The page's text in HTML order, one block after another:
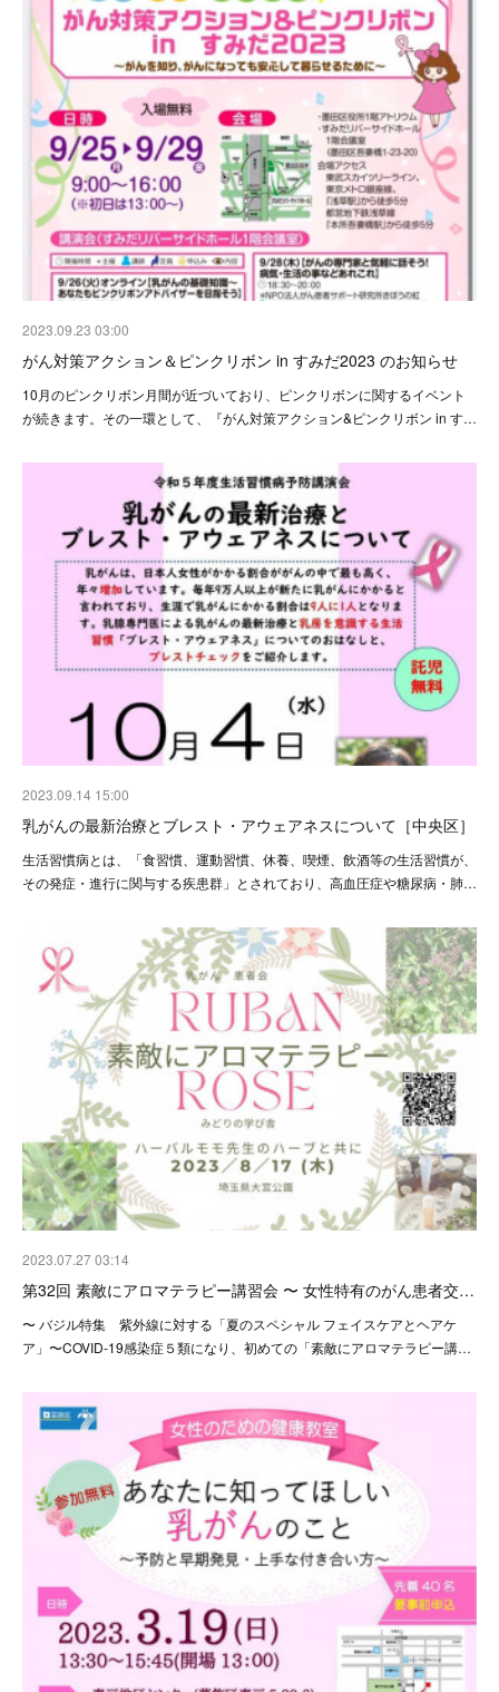
2023.09.23 03:00
がん対策アクション＆ピンクリボン in すみだ2023 のお知らせ
10月のピンクリボン月間が近づいており、ピンクリボンに関するイベント
が続きます。その一環として、『がん対策アクション&ピンクリボン in す…
2023.09.14 15:00
乳がんの最新治療とブレスト・アウェアネスについて［中央区］
生活習慣病とは、「食習慣、運動習慣、休養、喫煙、飲酒等の生活習慣が、
その発症・進行に関与する疾患群」とされており、高血圧症や糖尿病・肺…
2023.07.27 03:14
第32回 素敵にアロマテラピー講習会 〜 女性特有のがん患者交…
〜 バジル特集 紫外線に対する「夏のスペシャル フェイスケアとヘアケ
ア」〜COVID-19感染症５類になり、初めての「素敵にアロマテラピー講…